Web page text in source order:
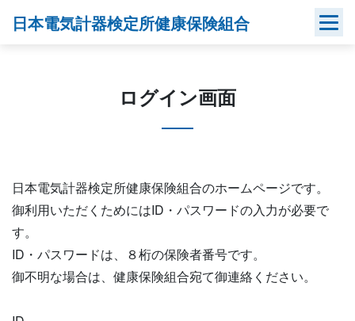
日本電気計器検定所健康保険組合
ログイン画面
日本電気計器検定所健康保険組合のホームページです。
御利用いただくためにはID・パスワードの入力が必要で
す。
ID・パスワードは、８桁の保険者番号です。
御不明な場合は、健康保険組合宛て御連絡ください。